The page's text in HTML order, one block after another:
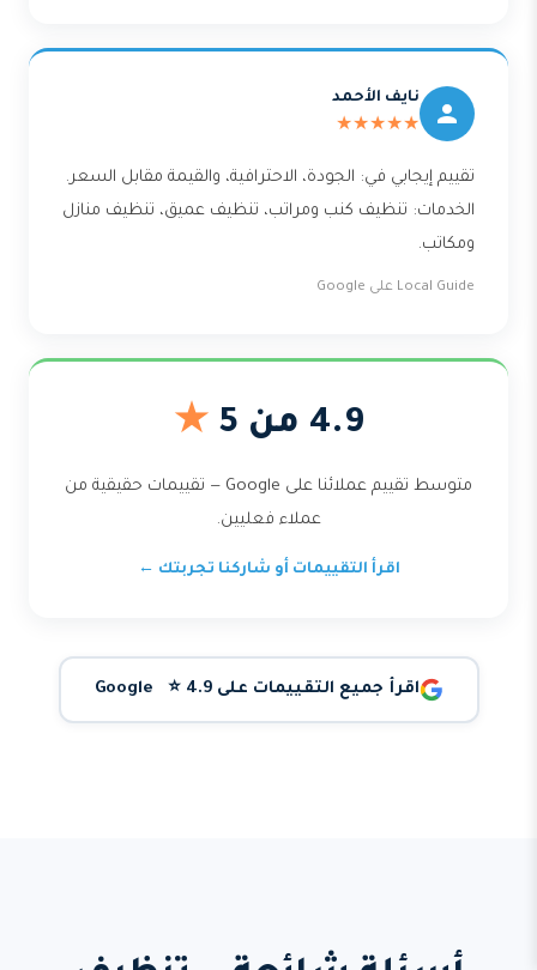
نايف الأحمد
★★★★★
تقييم إيجابي في: الجودة، الاحترافية، والقيمة مقابل السعر.
الخدمات: تنظيف كنب ومراتب، تنظيف عميق، تنظيف منازل
ومكاتب.
Local Guide على Google
4.9 من 5 ★
متوسط تقييم عملائنا على Google — تقييمات حقيقية من
عملاء فعليين.
اقرأ التقييمات أو شاركنا تجربتك ←
اقرأ جميع التقييمات على Google ⭐ 4.9